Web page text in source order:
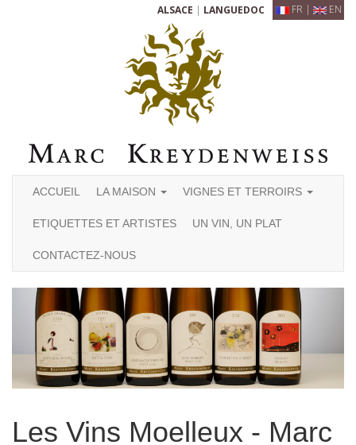
FR | EN
ALSACE | LANGUEDOC
ACCUEIL LA MAISON VIGNES ET TERROIRS
ETIQUETTES ET ARTISTES UN VIN, UN PLAT
CONTACTEZ-NOUS
Les Vins Moelleux - Marc